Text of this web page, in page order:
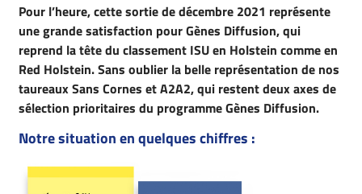
Pour l’heure, cette sortie de décembre 2021 représente
une grande satisfaction pour Gènes Diffusion, qui
reprend la tête du classement ISU en Holstein comme en
Red Holstein. Sans oublier la belle représentation de nos
taureaux Sans Cornes et A2A2, qui restent deux axes de
sélection prioritaires du programme Gènes Diffusion.
Notre situation en quelques chiffres :